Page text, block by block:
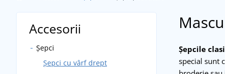
Șepcile
special sunt
Accesorii
Șepci
Șepci cu vârf drept